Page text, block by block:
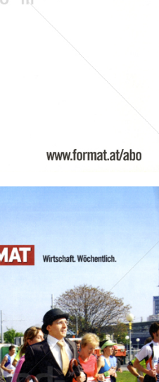
Bild-ID: 31724